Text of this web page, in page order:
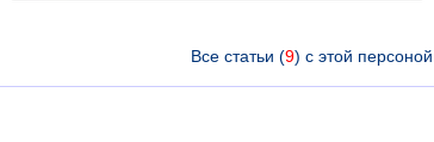
Все статьи (9) с этой персоной